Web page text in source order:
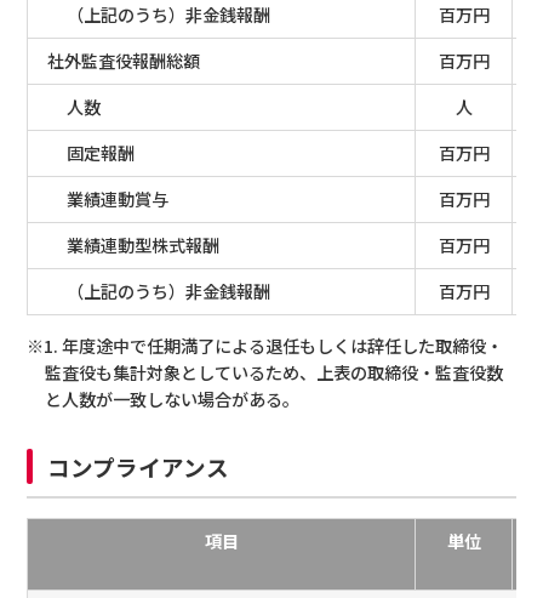
（上記のうち）非金銭報酬
百万円
社外監査役報酬総額
百万円
人数
人
固定報酬
百万円
業績連動賞与
百万円
業績連動型株式報酬
百万円
（上記のうち）非金銭報酬
百万円
※1. 年度途中で任期満了による退任もしくは辞任した取締役・
監査役も集計対象としているため、上表の取締役・監査役数
と人数が一致しない場合がある。
コンプライアンス
項目 単位